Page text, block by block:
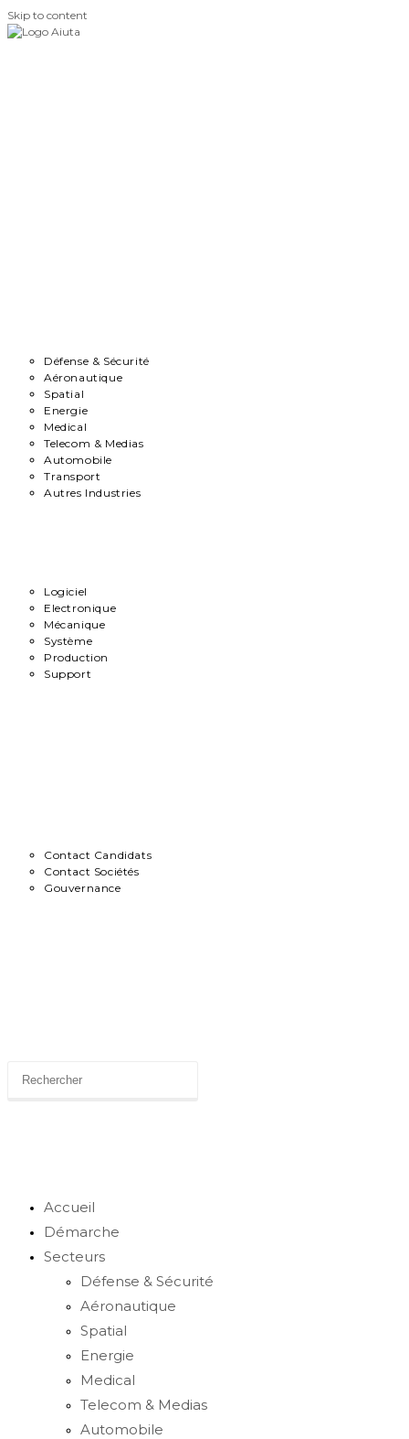
Skip to content
Défense & Sécurité
Aéronautique
Spatial
Energie
Medical
Telecom & Medias
Automobile
Transport
Autres Industries
Logiciel
Electronique
Mécanique
Système
Production
Support
Contact Candidats
Contact Sociétés
Gouvernance
Accueil
Démarche
Secteurs
Défense & Sécurité
Aéronautique
Spatial
Energie
Medical
Telecom & Medias
Automobile